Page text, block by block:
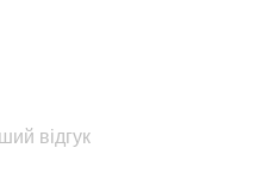
відгук